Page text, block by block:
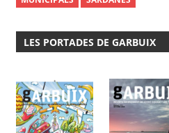
LES PORTADES DE GARBUIX